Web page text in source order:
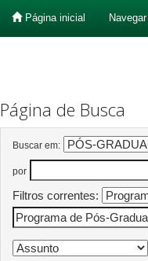
Página inicial Navegar
Página de Busca
Buscar em:
por
Filtros correntes: